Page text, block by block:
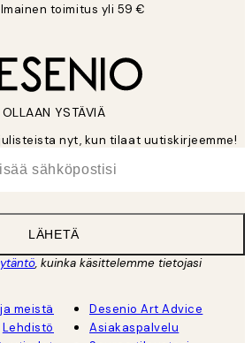
toimitus yli 59 €
OLLAAN YSTÄVIÄ
nyt, kun tilaat uutiskirjeemme!
LÄHETÄ
, kuinka käsittelemme tietojasi
meistä
Lehdistö
Desenio Art Advice
Asiakaspalvelu